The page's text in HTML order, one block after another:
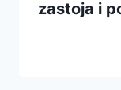
zastoja i